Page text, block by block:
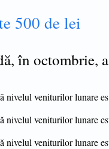
500 de lei
în octombrie,
nivelul veniturilor lunare
nivelul veniturilor lunare
nivelul veniturilor lunare